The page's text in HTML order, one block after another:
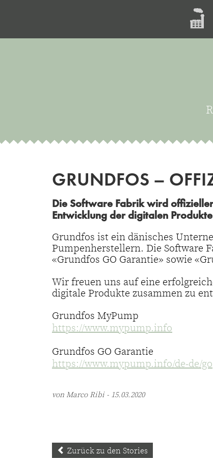
GRUNDFOS –
Die Software Fabrik wird
Entwicklung der digitalen
Grundfos ist ein dänisches
Pumpenherstellern. Die Software
«Grundfos GO Garantie» sowie
Wir freuen uns auf eine
digitale Produkte zusammen zu
Grundfos MyPump
https://www.mypump.info
Grundfos GO Garantie
https://www.mypump.info/de-de/go
von Marco Ribi - 15.03.2020
Zurück zu den Stories